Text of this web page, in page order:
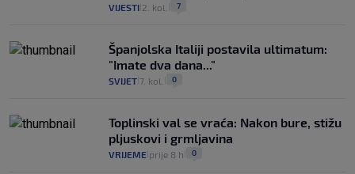
VIJESTI 2. kol. 7
Španjolska Italiji postavila ultimatum:
"Imate dva dana..."
SVIJET 7. kol. 0
Toplinski val se vraća: Nakon bure, stižu
pljuskovi i grmljavina
VRIJEME prije 8 h 0